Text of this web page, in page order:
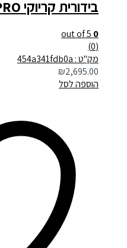
בידורית קריוקי BOSE S1 PRO
0
out of 5
מק"ט : 454a341fdb0a
₪2,695.00
הוספה לסל